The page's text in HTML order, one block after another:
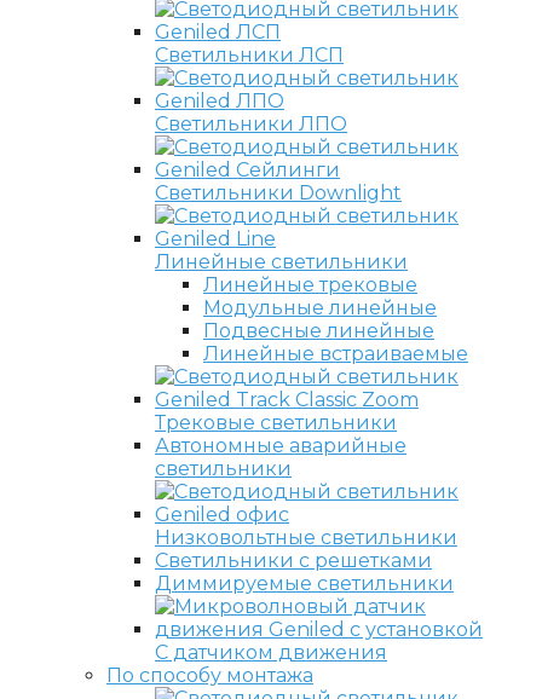
Светильники ЛСП
Светильники ЛПО
Светильники Downlight
Линейные светильники
Линейные трековые
Модульные линейные
Подвесные линейные
Линейные встраиваемые
Трековые светильники
Автономные аварийные
светильники
Низковольтные светильники
Светильники с решетками
Диммируемые светильники
С датчиком движения
По способу монтажа